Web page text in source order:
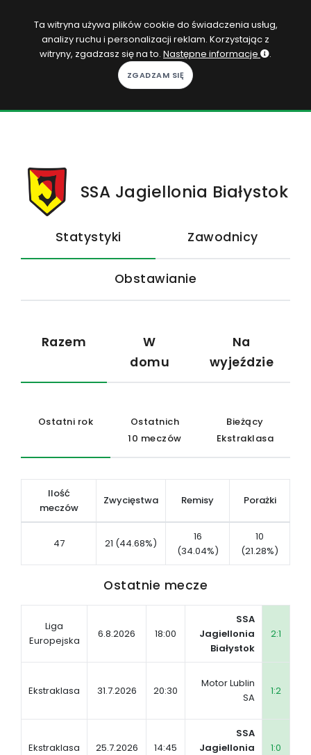
Zaloguj się
KOPACAK
DO DOMU
QUIZY
GRY
SUBSKRYPCJA
Ta witryna używa plików cookie do świadczenia usług,
analizy ruchu i personalizacji reklam. Korzystając z
witryny, zgadzasz się na to. Następne informacje .
SSA Jagiellonia Białystok
Statystyki Zawodnicy
Obstawianie
Razem
W
domu
Na
wyjeździe
Ostatni rok
Ostatnich
10 meczów
Bieżący
Ekstraklasa
Ilość
meczów
Zwycięstwa Remisy Porażki
47 21 (44.68%)
16
(34.04%)
10
(21.28%)
Ostatnie mecze
Liga
Europejska
6.8.2026 18:00
SSA
Jagiellonia
Białystok
2:1
Ekstraklasa 31.7.2026 20:30
Motor Lublin
SA
1:2
Ekstraklasa 25.7.2026 14:45
SSA
Jagiellonia
1:0